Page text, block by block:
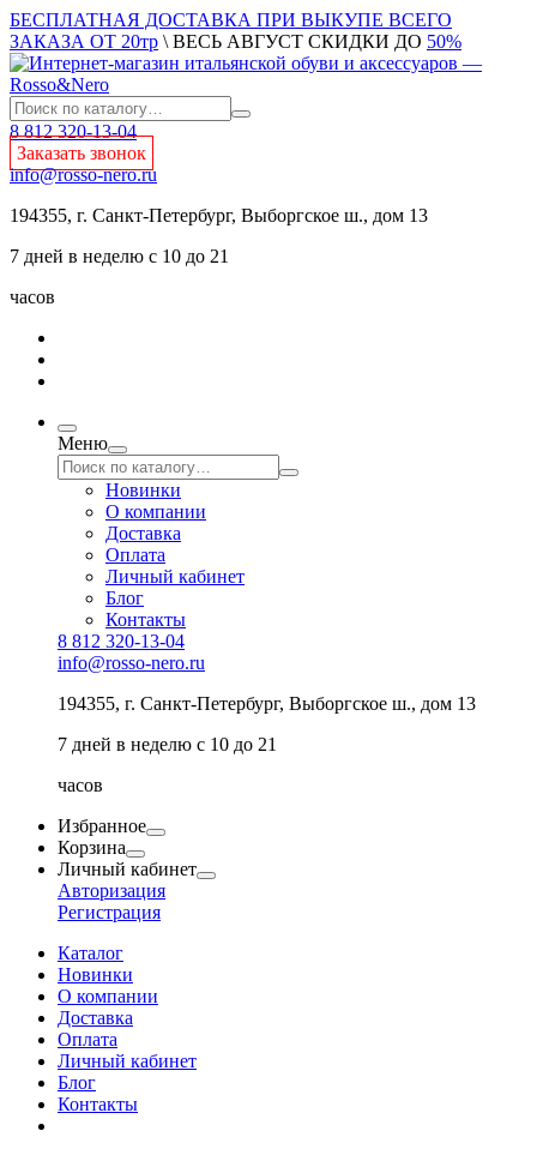
БЕСПЛАТНАЯ ДОСТАВКА ПРИ ВЫКУПЕ ВСЕГО
ЗАКАЗА ОТ 20тр \ ВЕСЬ АВГУСТ СКИДКИ ДО 50%
8 812 320-13-04
Заказать звонок
info@rosso-nero.ru
194355, г. Санкт-Петербург, Выборгское ш., дом 13
7 дней в неделю с 10 до 21
часов
Меню
Новинки
О компании
Доставка
Оплата
Личный кабинет
Блог
Контакты
8 812 320-13-04
info@rosso-nero.ru
194355, г. Санкт-Петербург, Выборгское ш., дом 13
7 дней в неделю с 10 до 21
часов
Избранное
Корзина
Личный кабинет
Авторизация
Регистрация
Каталог
Новинки
О компании
Доставка
Оплата
Личный кабинет
Блог
Контакты